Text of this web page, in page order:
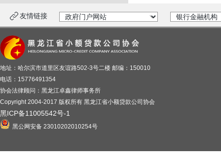
友情链接
地址：哈尔滨市道里区友谊路502-3号二楼 邮编：150010
电话：15776491354
协会法律顾问：黑龙江卓鑫律师事务所
Copyright 2004-2017 版权所有 黑龙江省小额贷款公司协会
黑ICP备11005542号-1
黑公网安备 23010202010254号